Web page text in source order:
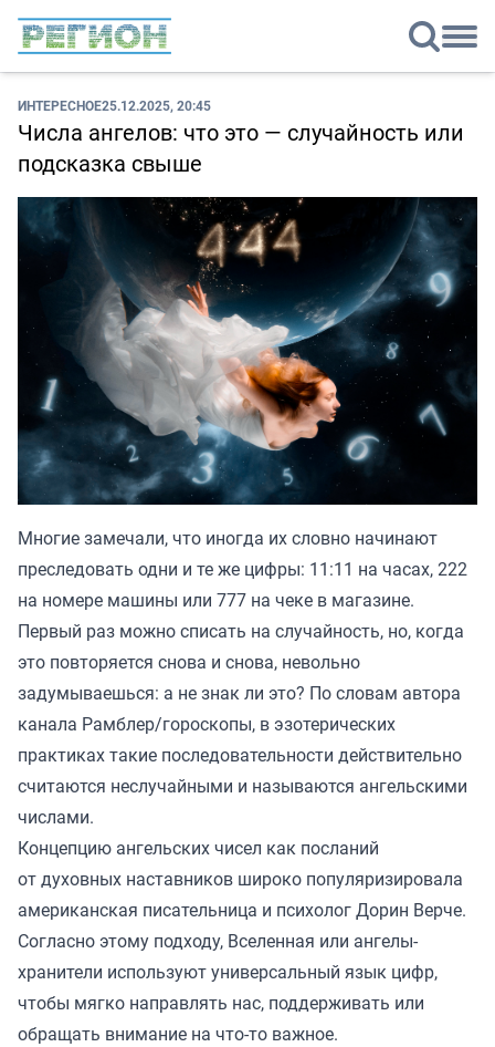
ИНТЕРЕСНОЕ25.12.2025, 20:45
Числа ангелов: что это — случайность или
подсказка свыше
Многие замечали, что иногда их словно начинают
преследовать одни и те же цифры: 11:11 на часах, 222
на номере машины или 777 на чеке в магазине.
Первый раз можно списать на случайность, но, когда
это повторяется снова и снова, невольно
задумываешься: а не знак ли это? По словам автора
канала Рамблер/гороскопы, в эзотерических
практиках такие последовательности действительно
считаются неслучайными и называются ангельскими
числами.
Концепцию ангельских чисел как посланий
от духовных наставников широко популяризировала
американская писательница и психолог Дорин Верче.
Согласно этому подходу, Вселенная или ангелы-
хранители используют универсальный язык цифр,
чтобы мягко направлять нас, поддерживать или
обращать внимание на что-то важное.